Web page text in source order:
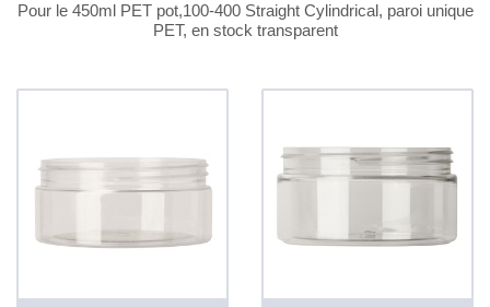
Pour le 450ml PET pot,100-400 Straight Cylindrical, paroi unique
PET, en stock transparent